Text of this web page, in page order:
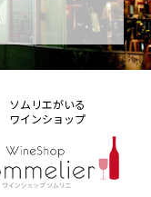
ソムリエがいる
ワインショップ